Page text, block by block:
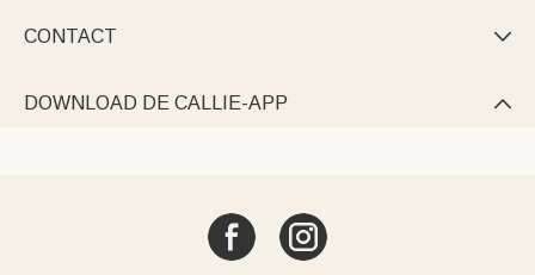
CONTACT 
DOWNLOAD DE CALLIE-APP 